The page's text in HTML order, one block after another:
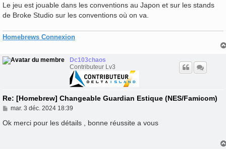
Le jeu est jouable dans les conventions au Japon et sur les stands
de Broke Studio sur les conventions où on va.
Homebrews Connexion
Dc103chaos
Contributeur Lv3
Re: [Homebrew] Changeable Guardian Estique (NES/Famicom)
M
s
mar. 3 déc. 2024 18:39
Ok merci pour les détails , bonne réussite a vous